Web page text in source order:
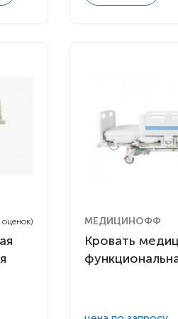
оценок) МЕДИЦИНОФФ
Кровать